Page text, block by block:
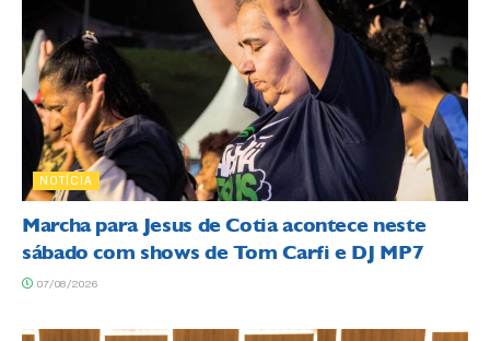
NOTÍCIA
Marcha para Jesus de Cotia acontece neste
sábado com shows de Tom Carfi e DJ MP7
07/08/2026